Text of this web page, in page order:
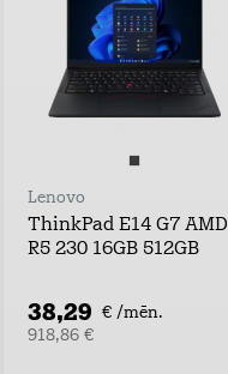
Lenovo
ThinkPad E14 G7 AMD
R5 230 16GB 512GB
38,29 € /mēn.
918,86 €